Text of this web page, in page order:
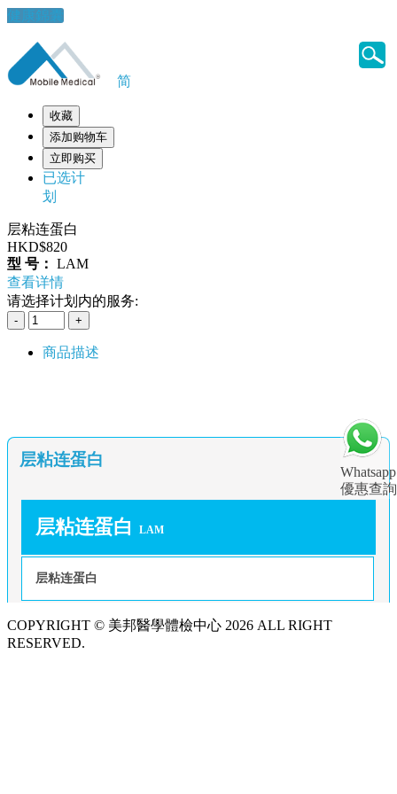
健康錦囊
Whatsapp
優惠查詢
简
收藏
添加购物车
立即购买
已选计
划
层粘连蛋白
HKD$820
型 号： LAM
查看详情
请选择计划内的服务:
商品描述
层粘连蛋白
层粘连蛋白 LAM
层粘连蛋白
COPYRIGHT © 美邦醫學體檢中心 2026 ALL RIGHT
RESERVED.